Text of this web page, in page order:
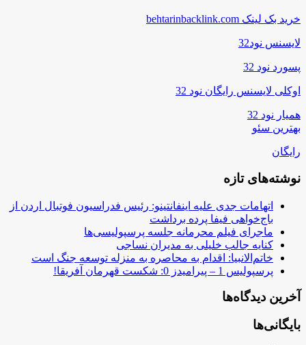
خرید بک لینک behtarinbacklink.com
لایسنس نود32
پسورد نود 32
اوکلی لایسنس رایگان نود 32
همیار نود 32
بهترین سئو
رایگان
نوشته‌های تازه
اتهامات جدی علیه اینفانتینو: رئیس فدراسیون فوتبال اردن از
باج‌خواهی فیفا پرده برداشت
ماجرای فیلم محرمانه جلسه پرسپولیسی‌ها
کنایه جالب خلیلی به مدیران نساجی
خاتم‌الانبیا: اقدام به محاصره به منزله توسعه جنگ است
پرسپولیس 1 – پیرامیدز 0: شکست قهرمان آفریقا!
آخرین دیدگاه‌ها
بایگانی‌ها